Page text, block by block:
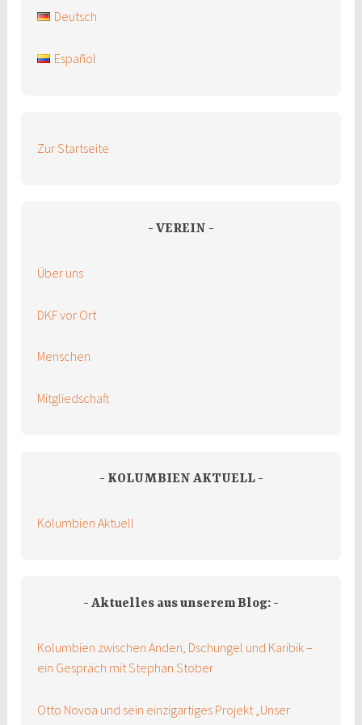
Deutsch
Español
Zur Startseite
VEREIN
Über uns
DKF vor Ort
Menschen
Mitgliedschaft
KOLUMBIEN AKTUELL
Kolumbien Aktuell
Aktuelles aus unserem Blog:
Kolumbien zwischen Anden, Dschungel und Karibik –
ein Gespräch mit Stephan Stober
Otto Novoa und sein einzigartiges Projekt „Unser